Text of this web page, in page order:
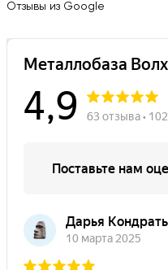
Отзывы из Google